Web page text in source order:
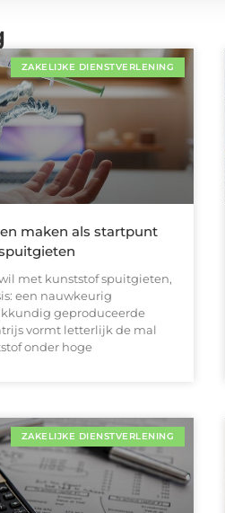
ZAKELIJKE DIENSTVERLENING
maken als startpunt
met kunststof spuitgieten,
een nauwkeurig
geproduceerde
vormt letterlijk de mal
onder hoge
ZAKELIJKE DIENSTVERLENING